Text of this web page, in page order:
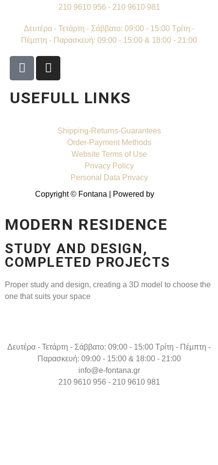
210 9610 956 - 210 9610 981
Δευτέρα - Τετάρτη - Σάββατο: 09:00 - 15:00 Τρίτη -
Πέμπτη - Παρασκευή: 09:00 - 15:00 & 18:00 - 21:00
USEFULL LINKS
Shipping-Returns-Guarantees
Order-Payment Methods
Website Terms of Use
Privacy Policy
Personal Data Privacy
Copyright © Fontana | Powered by
MODERN RESIDENCE
STUDY AND DESIGN,
COMPLETED PROJECTS
Proper study and design, creating a 3D model to choose the
one that suits your space
Δευτέρα - Τετάρτη - Σάββατο: 09:00 - 15:00 Τρίτη - Πέμπτη -
Παρασκευή: 09:00 - 15:00 & 18:00 - 21:00
info@e-fontana.gr
210 9610 956 - 210 9610 981